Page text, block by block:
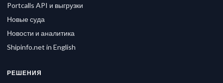
Portcalls API и выгрузки
Новые суда
Новости и аналитика
Shipinfo.net in English
РЕШЕНИЯ